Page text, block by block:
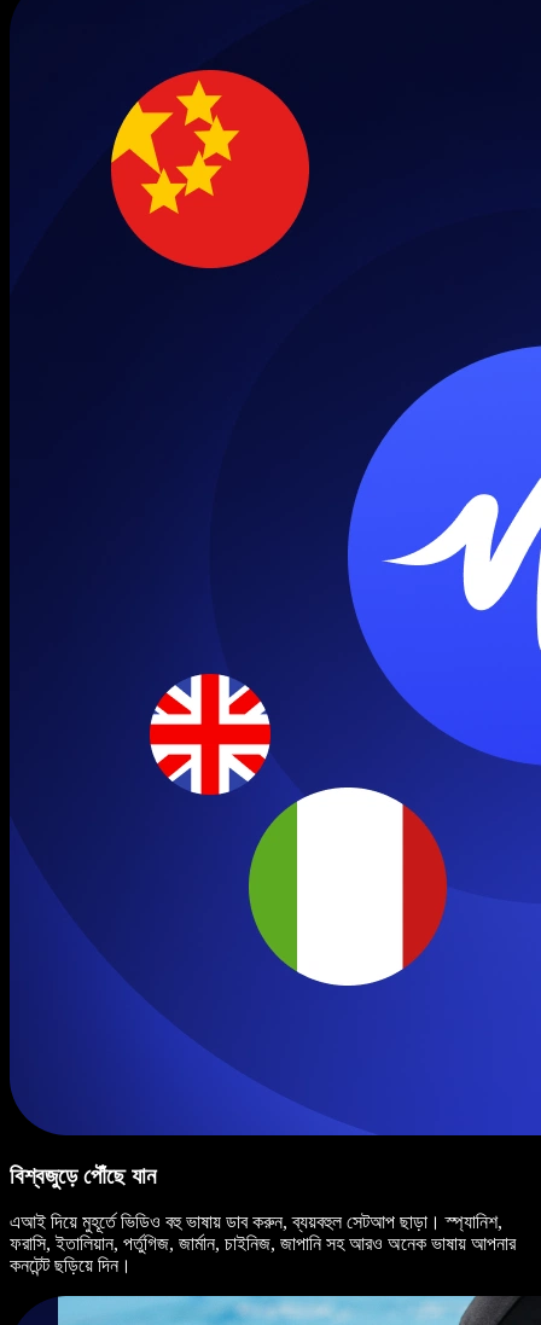
বিশ্বজুড়ে পৌঁছে যান
এআই দিয়ে মুহূর্তে ভিডিও বহু ভাষায় ডাব করুন, ব্যয়বহুল সেটআপ ছাড়া। স্প্যানিশ,
ফরাসি, ইতালিয়ান, পর্তুগিজ, জার্মান, চাইনিজ, জাপানি সহ আরও অনেক ভাষায় আপনার
কনটেন্ট ছড়িয়ে দিন।